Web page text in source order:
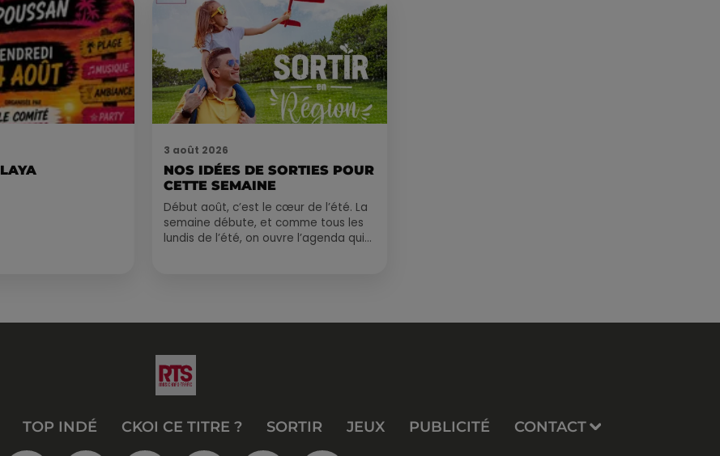
3 août 2026
NOS IDÉES DE SORTIES POUR
CETTE SEMAINE
Début août, c’est le cœur de l’été. La
semaine débute, et comme tous les
lundis de l’été, on ouvre l’agenda qui
TOP INDÉ CKOI CE TITRE ? SORTIR JEUX PUBLICITÉ CONTACT